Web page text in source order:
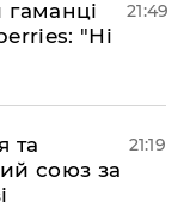
гаманці
"Ні
21:49
та
союз за
21:19